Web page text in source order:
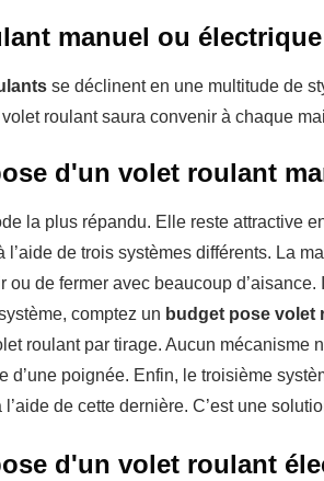
manuel ou
se déclinent en une multitude de
roulant saura convenir à chaque
d'un volet roulant
la plus répandu. Elle reste attractive
l’aide de trois systèmes différents. La
ou de fermer avec beaucoup
comptez un budget pose volet
roulant par tirage. Aucun mécanisme
d’une poignée. Enfin, le troisième
l’aide de cette dernière. C’est une
d'un volet roulant